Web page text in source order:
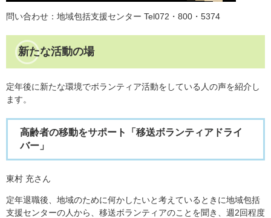
問い合わせ：地域包括支援センター Tel072・800・5374
新たな活動の場
定年後に新たな環境でボランティア活動をしている人の声を紹介し
ます。
​高齢者の移動をサポート「移送ボランティアドライ
バー」
東村 充さん
定年退職後、地域のために何かしたいと考えているときに地域包括
支援センターの人から、移送ボランティアのことを聞き、週2回程度